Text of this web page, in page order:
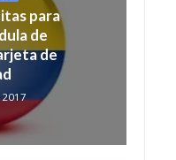
para
de
de